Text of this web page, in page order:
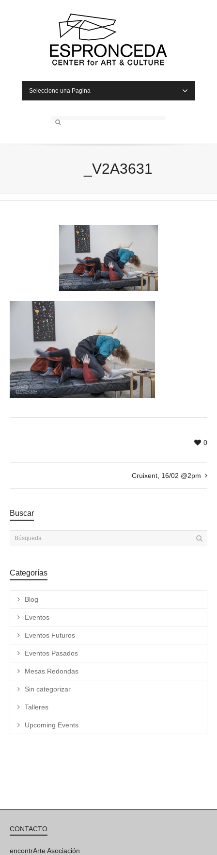
Seleccione una Pagina
_V2A3631
0
Cruixent, 16/02 @2pm
Buscar
Categorías
Blog
Eventos
Eventos Futuros
Eventos Pasados
Mesas Redondas
Sin categorizar
Talleres
Upcoming Events
CONTACTO
encontrArte Asociación